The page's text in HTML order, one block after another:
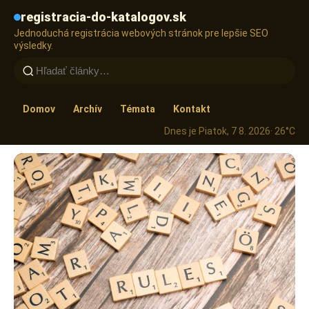
registracia-do-katalogov.sk
Jednoduchá registrácia webových stránok pre lepšie SEO
výsledky.
Domov Archív Témata
Kontakt
Dnes je Piatok, 7 8. 2026· 26°C